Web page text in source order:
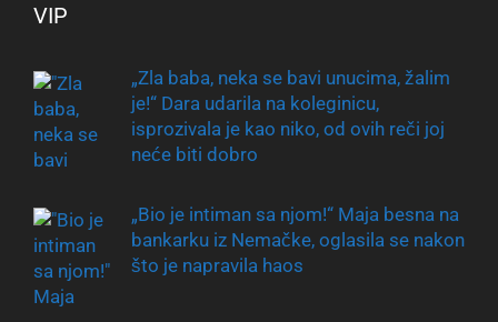
VIP
„Zla baba, neka se bavi unucima, žalim
je!“ Dara udarila na koleginicu,
isprozivala je kao niko, od ovih reči joj
neće biti dobro
„Bio je intiman sa njom!“ Maja besna na
bankarku iz Nemačke, oglasila se nakon
što je napravila haos